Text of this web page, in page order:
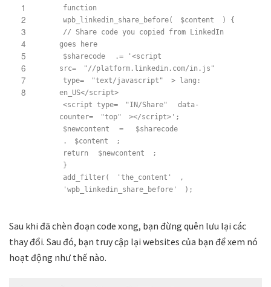
1
2
3
4
5
6
7
8
function
wpb_linkedin_share_before(
$content
) {
// Share code you copied from LinkedIn
goes here
$sharecode
.= '<script
src=
"//platform.linkedin.com/in.js"
type=
"text/javascript"
> lang:
en_US</script>
<script type=
"IN/Share"
data-
counter=
"top"
></script>';
$newcontent
=
$sharecode
.
$content
;
return
$newcontent
;
}
add_filter(
'the_content'
,
'wpb_linkedin_share_before'
);
Sau khi đã chèn đoạn code xong, bạn đừng quên lưu lại các
thay đổi. Sau đó, bạn truy cập lại websites của bạn để xem nó
hoạt động như thế nào.